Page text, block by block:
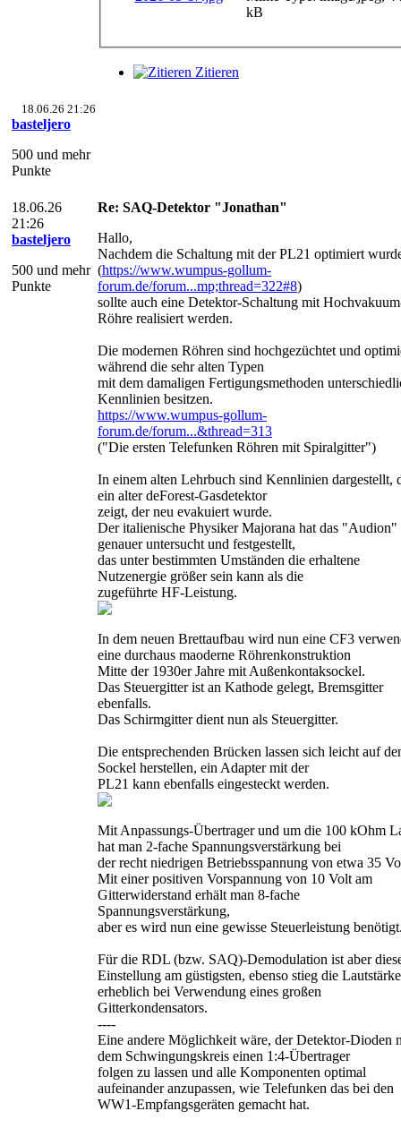
kB
Zitieren
18.06.26 21:26
basteljero
500 und mehr
Punkte
18.06.26
21:26
basteljero
500 und mehr
Punkte
Re: SAQ-Detektor "Jonathan"
Hallo,
Nachdem die Schaltung mit der PL21 optimiert
(https://www.wumpus-gollum-
forum.de/forum...mp;thread=322#8)
sollte auch eine Detektor-Schaltung mit
Röhre realisiert werden.
Die modernen Röhren sind hochgezüchtet und
während die sehr alten Typen
mit dem damaligen Fertigungsmethoden
Kennlinien besitzen.
https://www.wumpus-gollum-
forum.de/forum...&thread=313
("Die ersten Telefunken Röhren mit Spiralgitter")
In einem alten Lehrbuch sind Kennlinien dargestellt,
ein alter deForest-Gasdetektor
zeigt, der neu evakuiert wurde.
Der italienische Physiker Majorana hat das "Audion"
genauer untersucht und festgestellt,
das unter bestimmten Umständen die erhaltene
Nutzenergie größer sein kann als die
zugeführte HF-Leistung.
In dem neuen Brettaufbau wird nun eine CF3
eine durchaus maoderne Röhrenkonstruktion
Mitte der 1930er Jahre mit Außenkontaksockel.
Das Steuergitter ist an Kathode gelegt, Bremsgitter
ebenfalls.
Das Schirmgitter dient nun als Steuergitter.
Die entsprechenden Brücken lassen sich leicht auf
Sockel herstellen, ein Adapter mit der
PL21 kann ebenfalls eingesteckt werden.
Mit Anpassungs-Übertrager und um die 100 kOhm
hat man 2-fache Spannungsverstärkung bei
der recht niedrigen Betriebsspannung von etwa 35
Mit einer positiven Vorspannung von 10 Volt am
Gitterwiderstand erhält man 8-fache
Spannungsverstärkung,
aber es wird nun eine gewisse Steuerleistung
Für die RDL (bzw. SAQ)-Demodulation ist aber
Einstellung am güstigsten, ebenso stieg die Lautstärke
erheblich bei Verwendung eines großen
Gitterkondensators.
----
Eine andere Möglichkeit wäre, der Detektor-Dioden
dem Schwingungskreis einen 1:4-Übertrager
folgen zu lassen und alle Komponenten optimal
aufeinander anzupassen, wie Telefunken das bei den
WW1-Empfangsgeräten gemacht hat.